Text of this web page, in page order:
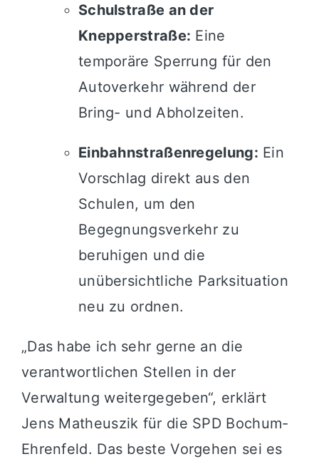
Schulstraße an der
Knepperstraße: Eine
temporäre Sperrung für den
Autoverkehr während der
Bring- und Abholzeiten.
Einbahnstraßenregelung: Ein
Vorschlag direkt aus den
Schulen, um den
Begegnungsverkehr zu
beruhigen und die
unübersichtliche Parksituation
neu zu ordnen.
„Das habe ich sehr gerne an die
verantwortlichen Stellen in der
Verwaltung weitergegeben“, erklärt
Jens Matheuszik für die SPD Bochum-
Ehrenfeld. Das beste Vorgehen sei es